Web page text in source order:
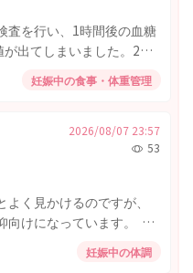
査を行い、1時間後の血糖
出てしまいました。2週
幅に高い数値ですし、妊
いかと、不安でたまらな
。 また、食事はどのよう
妊娠中の食事・体重管理
2026/08/07 23:57
53
く見かけるのですが、
向けになっています。 ま
にした方が眠りやすい
のでしようか？ 左側を下
妊娠中の体調